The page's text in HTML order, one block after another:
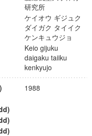
研究所
ケイオウ ギジュク
ダイガク タイイク
ケンキュウジョ
Keio gijuku
daigaku taiiku
kenkyujo
1988